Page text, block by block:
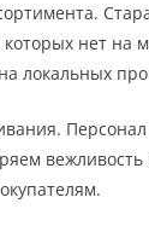
нет на
локальных
вежливость